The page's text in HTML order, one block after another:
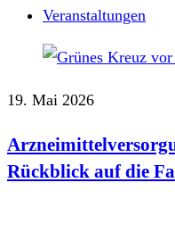
Veranstaltungen
19. Mai 2026
Rückblick auf die